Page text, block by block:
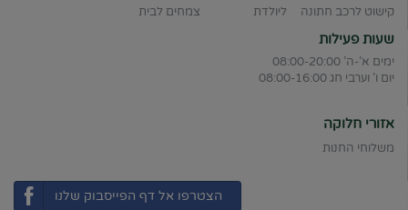
קישוט לרכב חתונה
ליולדת צמחים לבית
שעות פעילות
ימים א'-ה' 08:00-20:00
יום ו' וערבי חג 08:00-16:00
אזורי חלוקה
משלוחי החנות
הצטרפו אל דף הפייסבוק שלנו